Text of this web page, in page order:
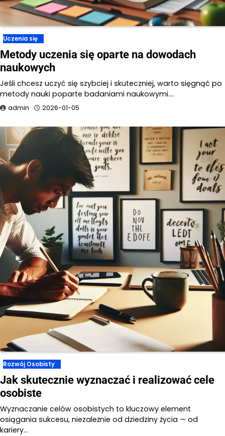
Uczenia się
Metody uczenia się oparte na dowodach
naukowych
Jeśli chcesz uczyć się szybciej i skuteczniej, warto sięgnąć po
metody nauki poparte badaniami naukowymi.…
admin 2026-01-05
Rozwój Osobisty
Jak skutecznie wyznaczać i realizować cele
osobiste
Wyznaczanie celów osobistych to kluczowy element
osiągania sukcesu, niezależnie od dziedziny życia — od
kariery…